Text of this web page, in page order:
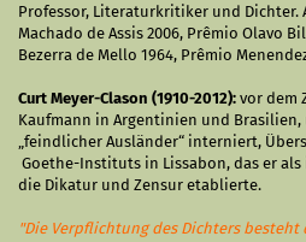
Professor, Literaturkritiker und Dichter.
Machado de Assis 2006, Prêmio Olavo
Bezerra de Mello 1964, Prêmio
Curt Meyer-Clason (1910-2012): vor dem
Kaufmann in Argentinien und Brasilien,
„feindlicher Ausländer“ interniert,
Goethe-Instituts in Lissabon, das er
die Dikatur und Zensur etablierte.
"Die Verpflichtung des Dichters